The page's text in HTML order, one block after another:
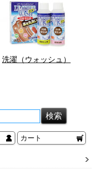
洗濯（ウォッシュ）
カート